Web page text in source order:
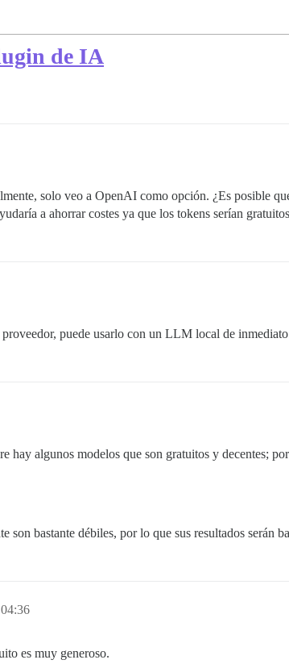
de IA
solo veo a OpenAI como opción. ¿Es posible
a ahorrar costes ya que los tokens serían
puede usarlo con un LLM local de
hay algunos modelos que son gratuitos y decentes;
bastante débiles, por lo que sus resultados serán
es muy generoso.